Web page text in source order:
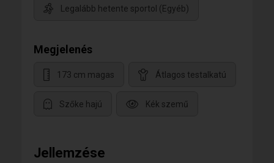
Legalább hetente sportol (Egyéb)
Megjelenés
173 cm magas Átlagos testalkatú
Szőke hajú Kék szemű
Jellemzése